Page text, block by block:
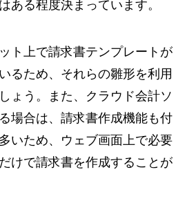
ある程度決まっています。
ト上で請求書テンプレートが
るため、それらの雛形を利用
ょう。また、クラウド会計ソ
場合は、請求書作成機能も付
いため、ウェブ画面上で必要
けで請求書を作成することが